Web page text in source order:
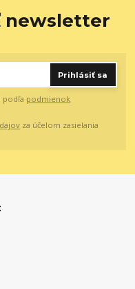
newsletter
Prihlásiť sa
podľa podmienok
za účelom zasielania